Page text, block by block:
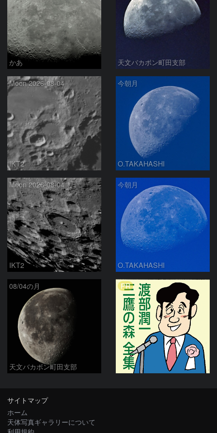
かあ 天文バカボン町田支部
Moon 2026-08-04
IKT2
今朝月
O.TAKAHASHI
Moon 2026-08-04
IKT2
今朝月
O.TAKAHASHI
08/04の月
天文バカボン町田支部
PR
サイトマップ
ホーム
天体写真ギャラリーについて